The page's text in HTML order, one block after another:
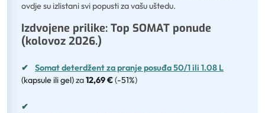
ovdje su izlistani svi popusti za vašu uštedu.
Izdvojene prilike: Top SOMAT ponude
(kolovoz 2026.)
✔
Somat deterdžent za pranje posuđa 50/1 ili 1.08 L
(kapsule ili gel)za12,69 €(-51%)
✔